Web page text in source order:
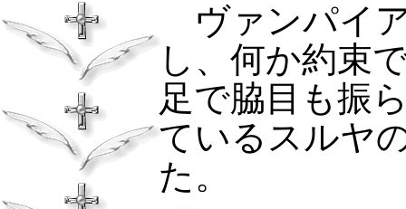
ヴァンパイ
し、何か約束
足で脇目も振
ているスルヤ
た。